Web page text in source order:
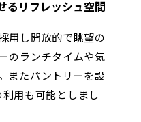
るリフレッシュ空間
用し開放的で眺望の
のランチタイムや気
またパントリーを設
用も可能としまし